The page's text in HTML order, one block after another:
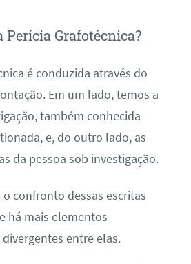
Perícia Grafotécnica?
é conduzida através do
Em um lado, temos a
também conhecida
e, do outro lado, as
da pessoa sob investigação.
confronto dessas escritas
há mais elementos
entre elas.